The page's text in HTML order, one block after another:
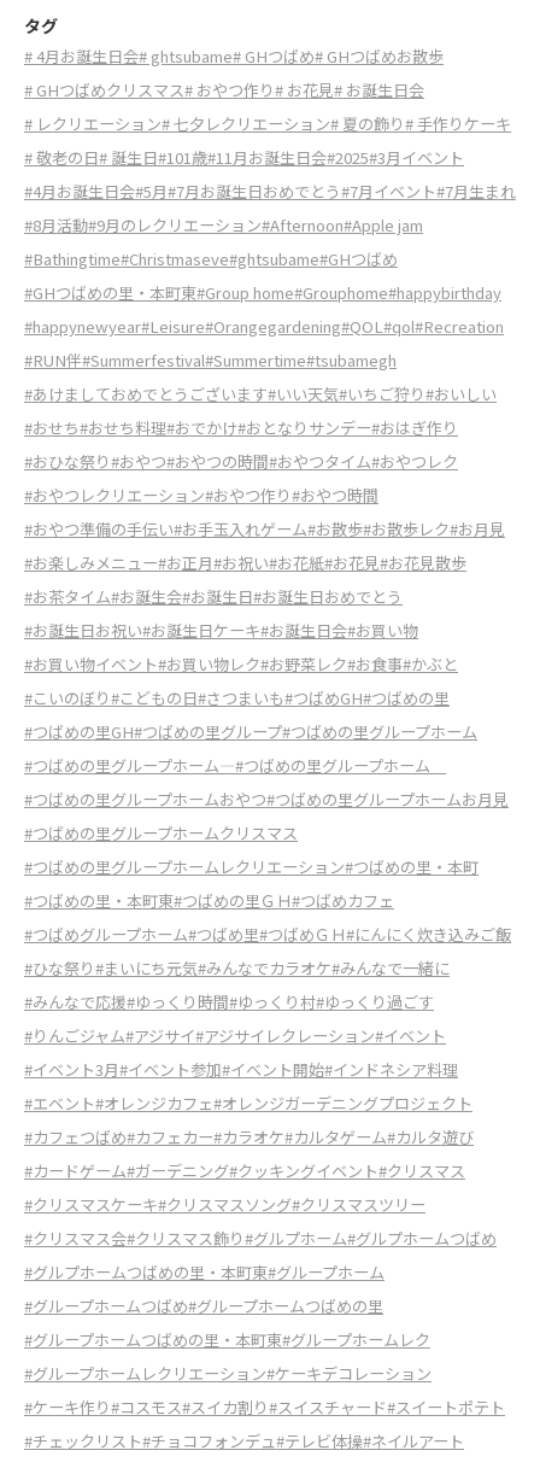
タグ
# 4月お誕生日会# ghtsubame# GHつばめ# GHつばめお散歩
# GHつばめクリスマス# おやつ作り# お花見# お誕生日会
# レクリエーション# 七夕レクリエーション# 夏の飾り# 手作りケーキ
# 敬老の日# 誕生日#101歳#11月お誕生日会#2025#3月イベント
#4月お誕生日会#5月#7月お誕生日おめでとう#7月イベント#7月生まれ
#8月活動#9月のレクリエーション#Afternoon#Apple jam
#Bathingtime#Christmaseve#ghtsubame#GHつばめ
#GHつばめの里・本町東#Group home#Grouphome#happybirthday
#happynewyear#Leisure#Orangegardening#QOL#qol#Recreation
#RUN伴#Summerfestival#Summertime#tsubamegh
#あけましておめでとうございます#いい天気#いちご狩り#おいしい
#おせち#おせち料理#おでかけ#おとなりサンデー#おはぎ作り
#おひな祭り#おやつ#おやつの時間#おやつタイム#おやつレク
#おやつレクリエーション#おやつ作り#おやつ時間
#おやつ準備の手伝い#お手玉入れゲーム#お散歩#お散歩レク#お月見
#お楽しみメニュー#お正月#お祝い#お花紙#お花見#お花見散歩
#お茶タイム#お誕生会#お誕生日#お誕生日おめでとう
#お誕生日お祝い#お誕生日ケーキ#お誕生日会#お買い物
#お買い物イベント#お買い物レク#お野菜レク#お食事#かぶと
#こいのぼり#こどもの日#さつまいも#つばめGH#つばめの里
#つばめの里GH#つばめの里グループ#つばめの里グループホーム
#つばめの里グループホーム―#つばめの里グループホーム
#つばめの里グループホームおやつ#つばめの里グループホームお月見
#つばめの里グループホームクリスマス
#つばめの里グループホームレクリエーション#つばめの里・本町
#つばめの里・本町東#つばめの里ＧＨ#つばめカフェ
#つばめグループホーム#つばめ里#つばめＧＨ#にんにく炊き込みご飯
#ひな祭り#まいにち元気#みんなでカラオケ#みんなで一緒に
#みんなで応援#ゆっくり時間#ゆっくり村#ゆっくり過ごす
#りんごジャム#アジサイ#アジサイレクレーション#イベント
#イベント3月#イベント参加#イベント開始#インドネシア料理
#エベント#オレンジカフェ#オレンジガーデニングプロジェクト
#カフェつばめ#カフェカー#カラオケ#カルタゲーム#カルタ遊び
#カードゲーム#ガーデニング#クッキングイベント#クリスマス
#クリスマスケーキ#クリスマスソング#クリスマスツリー
#クリスマス会#クリスマス飾り#グルプホーム#グルプホームつばめ
#グルプホームつばめの里・本町東#グループホーム
#グループホームつばめ#グループホームつばめの里
#グループホームつばめの里・本町東#グループホームレク
#グループホームレクリエーション#ケーキデコレーション
#ケーキ作り#コスモス#スイカ割り#スイスチャード#スイートポテト
#チェックリスト#チョコフォンデュ#テレビ体操#ネイルアート